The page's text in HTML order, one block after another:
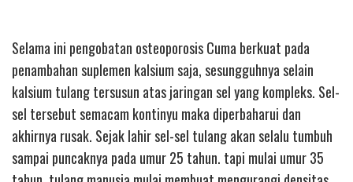
Selama ini pengobatan osteoporosis Cuma berkuat pada
penambahan suplemen kalsium saja, sesungguhnya selain
kalsium tulang tersusun atas jaringan sel yang kompleks. Sel-
sel tersebut semacam kontinyu maka diperbaharui dan
akhirnya rusak. Sejak lahir sel-sel tulang akan selalu tumbuh
sampai puncaknya pada umur 25 tahun. tapi mulai umur 35